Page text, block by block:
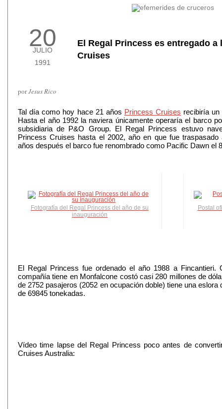
20
JULIO
1991
El Regal Princess es entregado a
Cruises
porJesus Rico
Tal día como hoy hace 21 años Princess Cruises recibiría
Hasta el año 1992 la naviera únicamente operaría el barco
subsidiaria de P&O Group. El Regal Princess estuvo
Princess Cruises hasta el 2002, año en que fue
años después el barco fue renombrado como Pacific Dawn el
Fotografía del Regal Princess del año de su
inauguración
Postal
El Regal Princess fue ordenado el año 1988 a Fincantieri.
compañía tiene en Monfalcone costó casi 280 millones de
de 2752 pasajeros (2052 en ocupación doble) tiene una
de 69845 tonekadas.
Vídeo time lapse del Regal Princess poco antes de
Cruises Australia: